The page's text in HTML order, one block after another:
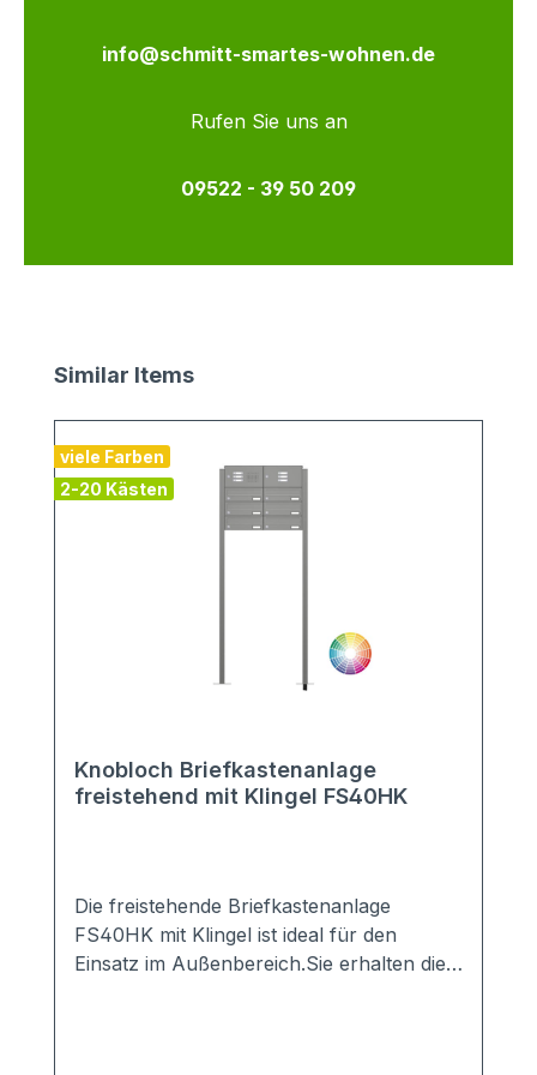
info@schmitt-smartes-wohnen.de
Rufen Sie uns an
09522 - 39 50 209
Produktgalerie überspringen
Similar Items
viele Farben
2-20 Kästen
Knobloch Briefkastenanlage
freistehend mit Klingel FS40HK
Die freistehende Briefkastenanlage
FS40HK mit Klingel ist ideal für den
Einsatz im Außenbereich.Sie erhalten die